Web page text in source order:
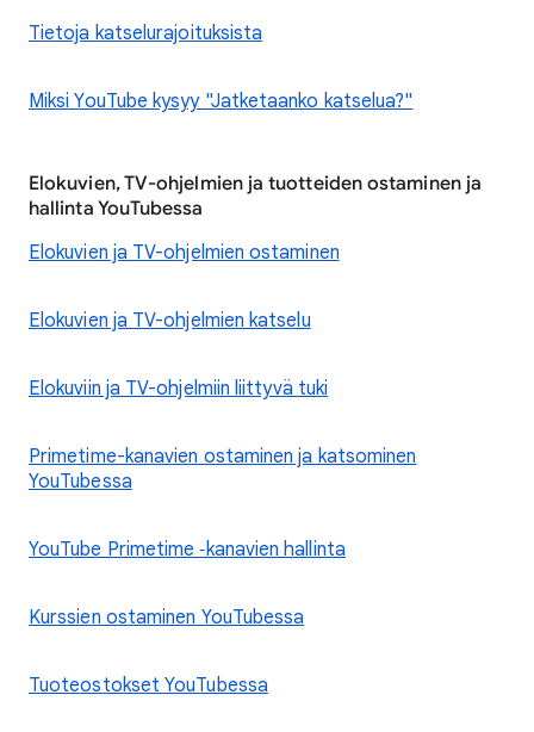
Tietoja katselurajoituksista
Miksi YouTube kysyy "Jatketaanko katselua?"
Elokuvien, TV-ohjelmien ja tuotteiden ostaminen ja
hallinta YouTubessa
Elokuvien ja TV-ohjelmien ostaminen
Elokuvien ja TV-ohjelmien katselu
Elokuviin ja TV-ohjelmiin liittyvä tuki
Primetime-kanavien ostaminen ja katsominen
YouTubessa
YouTube Primetime ‑kanavien hallinta
Kurssien ostaminen YouTubessa
Tuoteostokset YouTubessa